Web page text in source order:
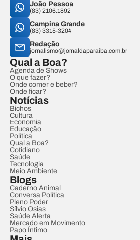
João Pessoa
(83) 2106.1892
Campina Grande
(83) 3315-3204
Redação
jornalismo@jornaldaparaiba.com.br
Qual a Boa?
Agenda de Shows
O que fazer?
Onde comer e beber?
Onde ficar?
Notícias
Bichos
Cultura
Economia
Educação
Política
Qual a Boa?
Cotidiano
Saúde
Tecnologia
Meio Ambiente
Blogs
Caderno Animal
Conversa Política
Pleno Poder
Sílvio Osias
Saúde Alerta
Mercado em Movimento
Papo Íntimo